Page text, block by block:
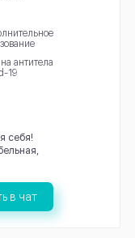
антитела
19
себя!
в чат